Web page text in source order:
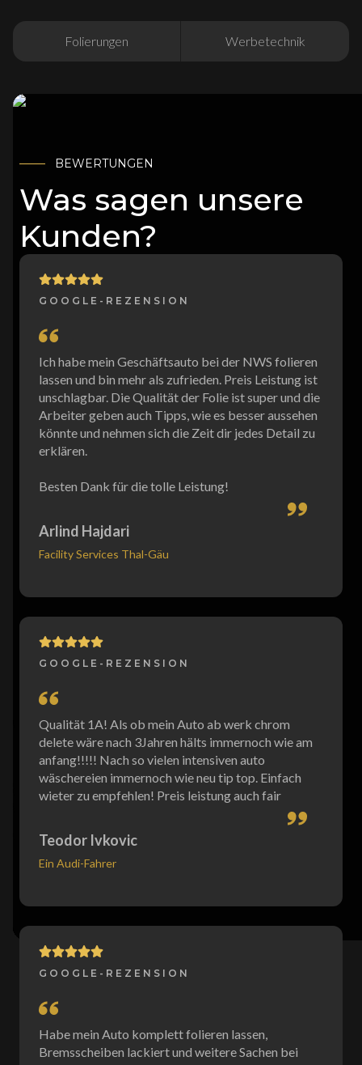
Folierungen Werbetechnik
BEWERTUNGEN
Was sagen unsere
Kunden?
GOOGLE-REZENSION
Ich habe mein Geschäftsauto bei der NWS folieren
lassen und bin mehr als zufrieden. Preis Leistung ist
unschlagbar. Die Qualität der Folie ist super und die
Arbeiter geben auch Tipps, wie es besser aussehen
könnte und nehmen sich die Zeit dir jedes Detail zu
erklären.
Besten Dank für die tolle Leistung!
Arlind Hajdari
Facility Services Thal-Gäu
GOOGLE-REZENSION
Qualität 1A! Als ob mein Auto ab werk chrom
delete wäre nach 3Jahren hälts immernoch wie am
anfang!!!!! Nach so vielen intensiven auto
wäschereien immernoch wie neu tip top. Einfach
wieter zu empfehlen! Preis leistung auch fair
Teodor Ivkovic
Ein Audi-Fahrer
GOOGLE-REZENSION
Habe mein Auto komplett folieren lassen,
Bremsscheiben lackiert und weitere Sachen bei